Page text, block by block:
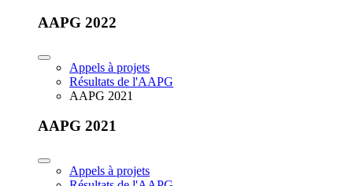
AAPG 2022
Appels à projets
Résultats de l'AAPG
AAPG 2021
AAPG 2021
Appels à projets